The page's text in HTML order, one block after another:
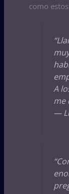
como
A
me
—